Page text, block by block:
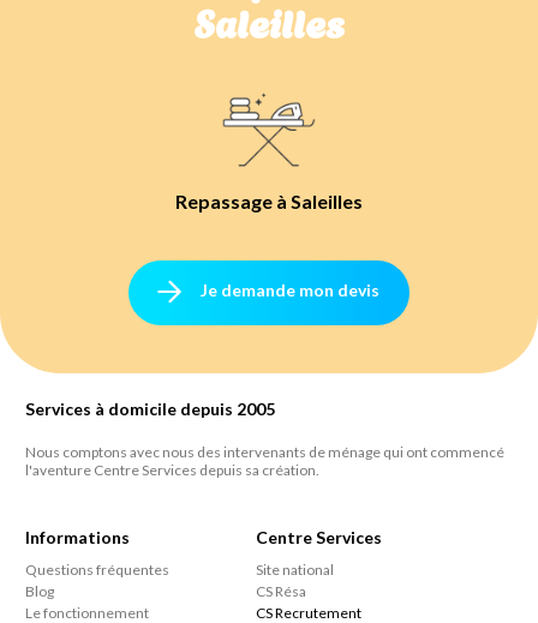
Saleilles
Repassage à Saleilles
Je demande mon devis
Services à domicile depuis 2005
Nous comptons avec nous des intervenants de ménage qui ont commencé
l'aventure Centre Services depuis sa création.
Informations
Questions fréquentes
Blog
Le fonctionnement
Centre Services
Site national
CS Résa
CS Recrutement